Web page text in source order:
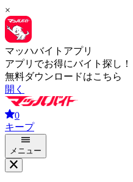
×
マッハバイトアプリ
アプリでお得にバイト探し！
無料ダウンロードはこちら
開く
0
キープ
メニュー